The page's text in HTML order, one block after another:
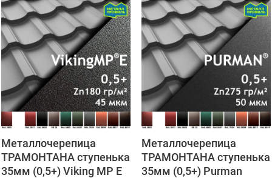
Металлочерепица
ТРАМОНТАНА ступенька
35мм (0,5+) Viking MP E
Металлочерепица
ТРАМОНТАНА ступенька
35мм (0,5+) Purman